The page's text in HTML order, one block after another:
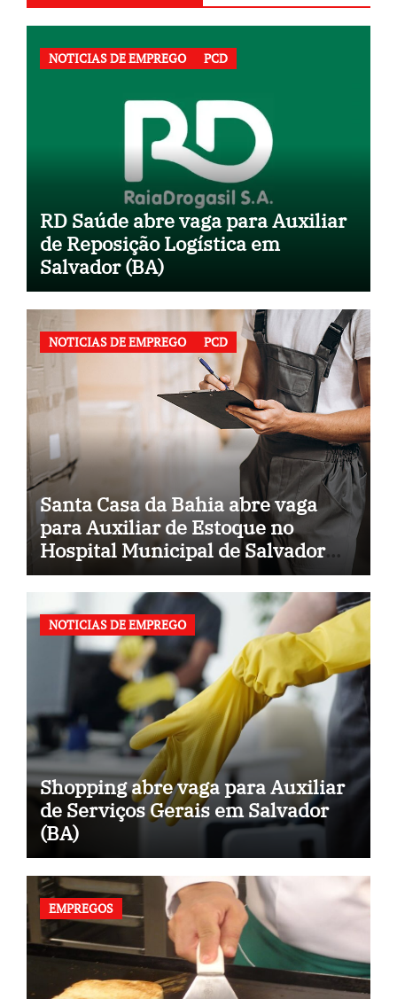
NOTICIAS DE EMPREGO PCD
RD Saúde abre vaga para Auxiliar
de Reposição Logística em
Salvador (BA)
NOTICIAS DE EMPREGO PCD
Santa Casa da Bahia abre vaga
para Auxiliar de Estoque no
Hospital Municipal de Salvador
(BA)
NOTICIAS DE EMPREGO
Shopping abre vaga para Auxiliar
de Serviços Gerais em Salvador
(BA)
EMPREGOS